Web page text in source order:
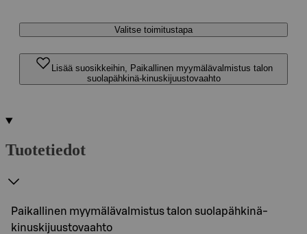
Valitse toimitustapa
Lisää suosikkeihin, Paikallinen myymälävalmistus talon
suolapähkinä-kinuskijuustovaahto
Tuotetiedot
Paikallinen myymälävalmistus talon suolapähkinä-
kinuskijuustovaahto